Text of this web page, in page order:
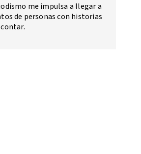
me impulsa a llegar a
de personas con historias